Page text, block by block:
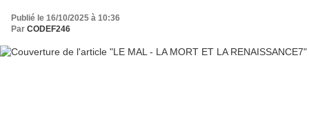
Publié le 16/10/2025 à 10:36
Par CODEF246